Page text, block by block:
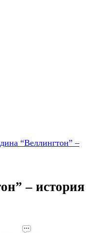
“Веллингтон” –
– история